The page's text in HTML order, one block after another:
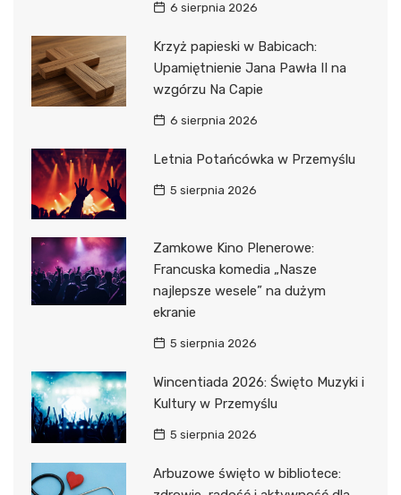
6 sierpnia 2026
Krzyż papieski w Babicach:
Upamiętnienie Jana Pawła II na
wzgórzu Na Capie
6 sierpnia 2026
Letnia Potańcówka w Przemyślu
5 sierpnia 2026
Zamkowe Kino Plenerowe:
Francuska komedia „Nasze
najlepsze wesele” na dużym
ekranie
5 sierpnia 2026
Wincentiada 2026: Święto Muzyki i
Kultury w Przemyślu
5 sierpnia 2026
Arbuzowe święto w bibliotece: